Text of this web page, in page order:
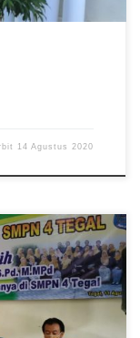
14 Agustus 2020
Kepala
Bapak